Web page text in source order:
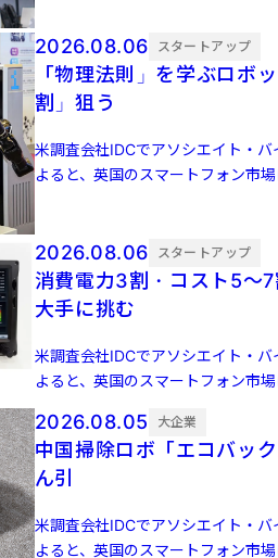
2026.08.06 スタートアップ
「物理法則」を学ぶロボ
割」狙う
米調査会社IDCでアソシエイト・
よると、英国のスマートフォン市
2026.08.06 スタートアップ
消費電力3割・コスト5〜
大手に挑む
米調査会社IDCでアソシエイト・
よると、英国のスマートフォン市
増 […]
2026.08.05 大企業
中国掃除ロボ「エコバッ
ん引
米調査会社IDCでアソシエイト・
よると、英国のスマートフォン市